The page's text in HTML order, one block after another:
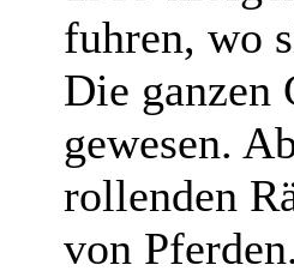
fuhren, wo
Die ganzen
gewesen.
rollenden
von Pferden.